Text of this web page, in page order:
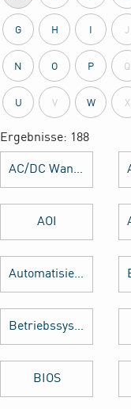
G H J
N O P Q
U V W X
Ergebnisse: 188
AC/DC Wandler
AOI
Automatisierung
Betriebssystem
BIOS